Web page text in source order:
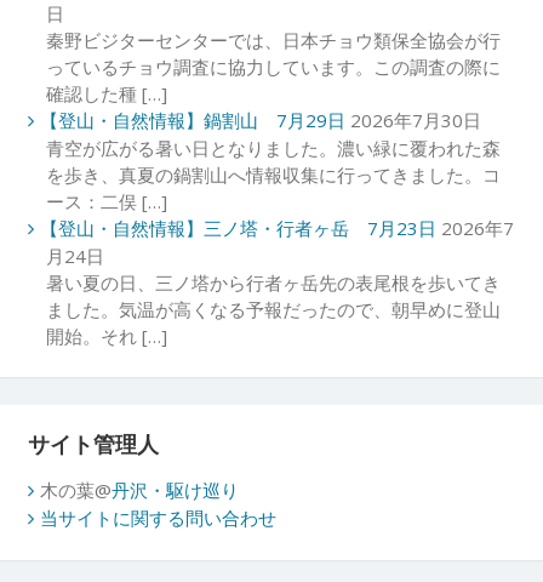
日
秦野ビジターセンターでは、日本チョウ類保全協会が行
っているチョウ調査に協力しています。この調査の際に
確認した種 […]
【登山・自然情報】鍋割山 7月29日 2026年7月30日
青空が広がる暑い日となりました。濃い緑に覆われた森
を歩き、真夏の鍋割山へ情報収集に行ってきました。コ
ース：二俣 […]
【登山・自然情報】三ノ塔・行者ヶ岳 7月23日 2026年7
月24日
暑い夏の日、三ノ塔から行者ヶ岳先の表尾根を歩いてき
ました。気温が高くなる予報だったので、朝早めに登山
開始。それ […]
サイト管理人
木の葉@丹沢・駆け巡り
当サイトに関する問い合わせ